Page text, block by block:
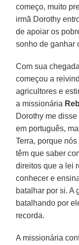
começo, muito
irmã Dorothy
de apoiar os
sonho de ganhar
Com sua
começou a
agricultores e
a missionária
Dorothy me
em português,
Terra, porque
têm que saber
direitos que a lei
conhecer e
batalhar por si. A
batalhando por
recorda.
A missionária